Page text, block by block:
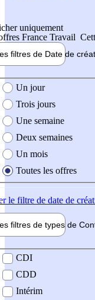
uniquement
France Travail
filtres de Date de
création de l'offre
Un jour
Trois jours
Une semaine
Deux semaines
Un mois
Toutes les offres
le filtre de date de
filtres de types de
contrat
CDI
CDD
Intérim